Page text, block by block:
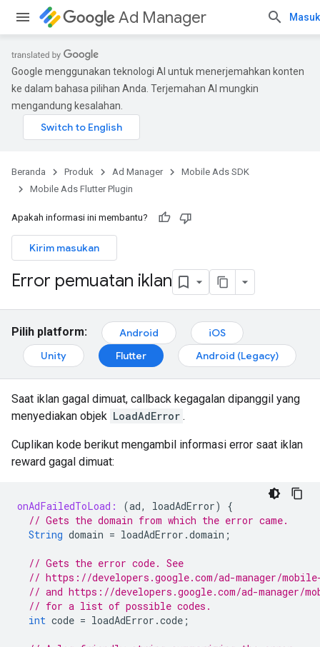
Ad Manager Masuk
Google menggunakan teknologi AI untuk menerjemahkan konten
ke dalam bahasa pilihan Anda. Terjemahan AI mungkin
mengandung kesalahan.
Beranda Produk Ad Manager
Mobile Ads SDK
Mobile Ads Flutter Plugin
Apakah informasi ini membantu?
Kirim masukan
Error pemuatan iklan
Pilih platform: Android
iOS
Unity
Flutter Android (Legacy)
Saat iklan gagal dimuat, callback kegagalan dipanggil yang
menyediakan objek LoadAdError .
Cuplikan kode berikut mengambil informasi error saat iklan
reward gagal dimuat:
onAdFailedToLoad: (ad, loadAdError)
{
// Gets the domain from which the error came.
String domain = loadAdError .domain ;
// Gets the error code. See
// https://developers.google.com/ad-manager/
// and https://developers.google.com/ad-manager/
// for a list of possible codes.
int code = loadAdError .code ;